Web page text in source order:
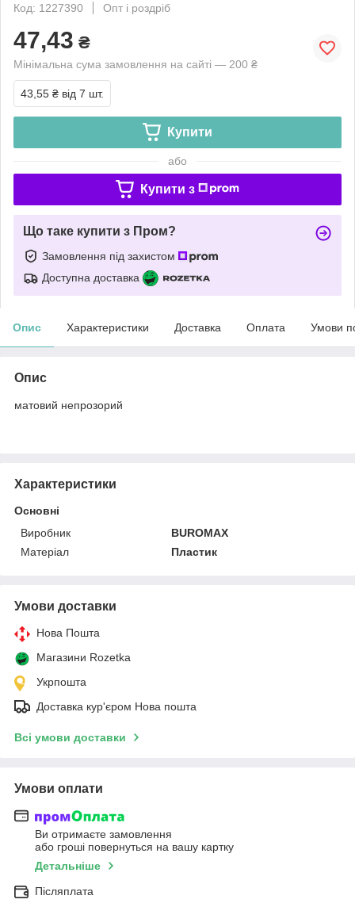
Код: 1227390
Опт і роздріб
47,43 ₴
Мінімальна сума замовлення на сайті — 200 ₴
43,55 ₴ від 7 шт.
Купити
або
Купити з
Що таке купити з Пром?
Замовлення під захистом
Доступна доставка
Опис Характеристики Доставка Оплата Умови
Опис
матовий непрозорий
Характеристики
Основні
Виробник
BUROMAX
Матеріал
Пластик
Умови доставки
Нова Пошта
Магазини Rozetka
Укрпошта
Доставка кур'єром Нова пошта
Всі умови доставки
Умови оплати
Ви отримаєте замовлення
або гроші повернуться на вашу картку
Детальніше
Післяплата